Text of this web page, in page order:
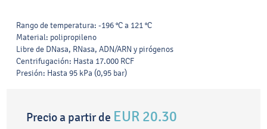
Rango de temperatura: -196 °C a 121 °C
Material: polipropileno
Libre de DNasa, RNasa, ADN/ARN y pirógenos
Centrifugación: Hasta 17.000 RCF
Presión: Hasta 95 kPa (0,95 bar)
Precio a partir de EUR 20.30